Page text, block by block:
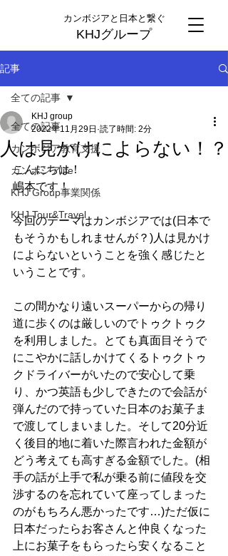
カンボジアと日本と繋ぐ
KHJグループ
記事
全ての記事
カンボジア教育支援
カンボジアlife
KHJ Group事業関係
KHJ Tour&Travel
全ての記事
人は見かけによらない！？
KHJ group
2022年11月29日 読了時間: 2分
こんにちは！
嶋本です！
今回のテーマはカンボジアでは(日本で
もそうかもしれませんが？)人は見かけ
によらないということを強く感じたと
いうことです。
この間かなり遠いスーパーからの帰り
道に歩くのは厳しいのでトゥクトゥク
を利用しました。とても真面目そうで
にこやかに話しかけてくるトゥクトゥ
クドライバーがいたので安心して乗
り、かつ英語も少しできたので会話が
弾んだので持っていた日本のお菓子ま
で渡してしまいました。そして20分近
く後目的地に着いた際言われた金額が
どう考えても高すぎる金額でした。(相
手の話が上手で私が乗る前に値段を交
渉するのを忘れていて座ってしまった
のがもちろん悪かったです…)ただ仮に
日本だったらお客さんと仲良くなった
上にお菓子をもらったら安くなること